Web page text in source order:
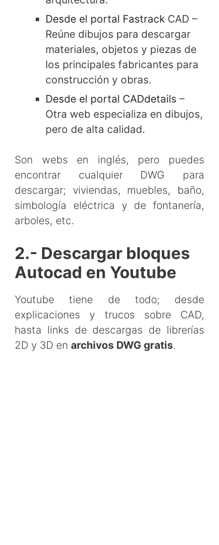
Desde el portal Fastrack CAD –
Reúne dibujos para descargar
materiales, objetos y piezas de
los principales fabricantes para
construcción y obras.
Desde el portal CADdetails –
Otra web especializa en dibujos,
pero de alta calidad.
Son webs en inglés, pero puedes
encontrar cualquier DWG para
descargar; viviendas, muebles, baño,
simbología eléctrica y de fontanería,
arboles, etc.
2.- Descargar bloques
Autocad en Youtube
Youtube tiene de todo; desde
explicaciones y trucos sobre CAD,
hasta links de descargas de librerías
2D y 3D en archivos DWG gratis.